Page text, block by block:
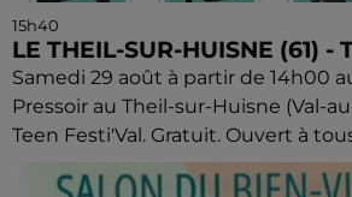
15h40
LE THEIL-SUR-HUISNE (61) -
Samedi 29 août à partir de 14h00
Pressoir au Theil-sur-Huisne (Val-
Teen Festi'Val. Gratuit. Ouvert à